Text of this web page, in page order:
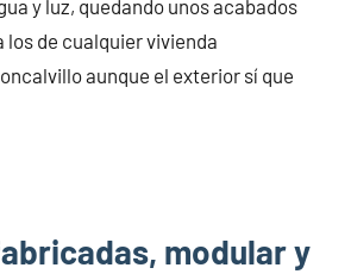
y luz, quedando unos acabados
los de cualquier vivienda
aunque el exterior sí que
modular y